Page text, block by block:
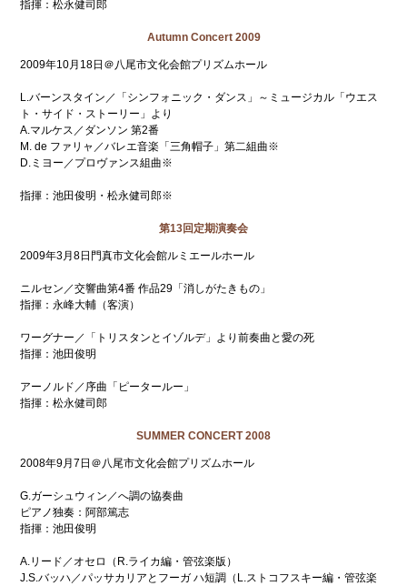
指揮：松永健司郎
Autumn Concert 2009
2009年10月18日＠八尾市文化会館プリズムホール
L.バーンスタイン／「シンフォニック・ダンス」～ミュージカル「ウエス
ト・サイド・ストーリー」より
A.マルケス／ダンソン 第2番
M. de ファリャ／バレエ音楽「三角帽子」第二組曲※
D.ミヨー／プロヴァンス組曲※
指揮：池田俊明・松永健司郎※
第13回定期演奏会
2009年3月8日門真市文化会館ルミエールホール
ニルセン／交響曲第4番 作品29「消しがたきもの」
指揮：永峰大輔（客演）
ワーグナー／「トリスタンとイゾルデ」より前奏曲と愛の死
指揮：池田俊明
アーノルド／序曲「ピータールー」
指揮：松永健司郎
SUMMER CONCERT 2008
2008年9月7日＠八尾市文化会館プリズムホール
G.ガーシュウィン／へ調の協奏曲
ピアノ独奏：阿部篤志
指揮：池田俊明
A.リード／オセロ（R.ライカ編・管弦楽版）
J.S.バッハ／パッサカリアとフーガ ハ短調（L.ストコフスキー編・管弦楽